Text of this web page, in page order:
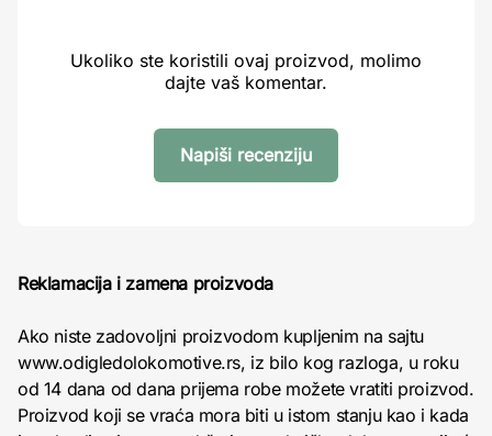
Ukoliko ste koristili ovaj proizvod, molimo
dajte vaš komentar.
Napiši recenziju
Reklamacija i zamena proizvoda
Ako niste zadovoljni proizvodom kupljenim na sajtu
www.odigledolokomotive.rs, iz bilo kog razloga, u roku
od 14 dana od dana prijema robe možete vratiti proizvod.
Proizvod koji se vraća mora biti u istom stanju kao i kada